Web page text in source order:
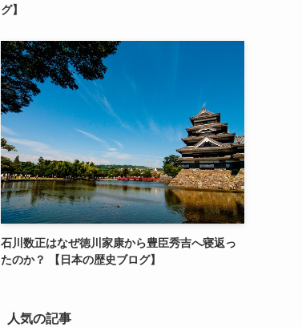
グ】
石川数正はなぜ徳川家康から豊臣秀吉へ寝返っ
たのか？ 【日本の歴史ブログ】
人気の記事